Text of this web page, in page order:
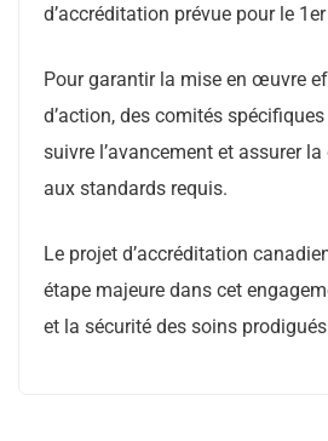
d’accréditation prévue pour le
Pour garantir la mise en œuvre
d’action, des comités
suivre l’avancement et assurer
aux standards requis.
Le projet d’accréditation
étape majeure dans cet
et la sécurité des soins